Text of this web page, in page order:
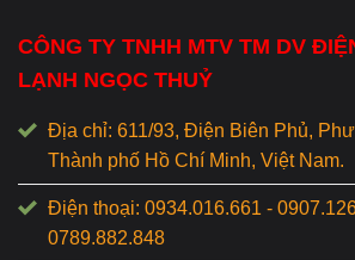
CÔNG TY TNHH MTV TM DV
LẠNH NGỌC THUỶ
Địa chỉ: 611/93, Điện Biên Phủ,
Thành phố Hồ Chí Minh, Việt
Điện thoại: 0934.016.661 -
0789.882.848